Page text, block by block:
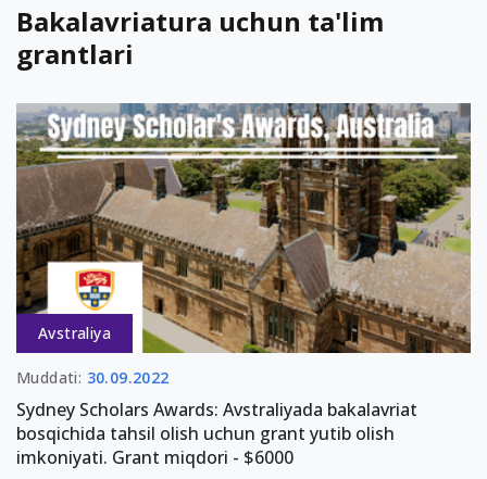
Bakalavriatura uchun ta'lim
grantlari
Avstraliya
Muddati: 30.09.2022
Sydney Scholars Awards: Avstraliyada bakalavriat
bosqichida tahsil olish uchun grant yutib olish
imkoniyati. Grant miqdori - $6000